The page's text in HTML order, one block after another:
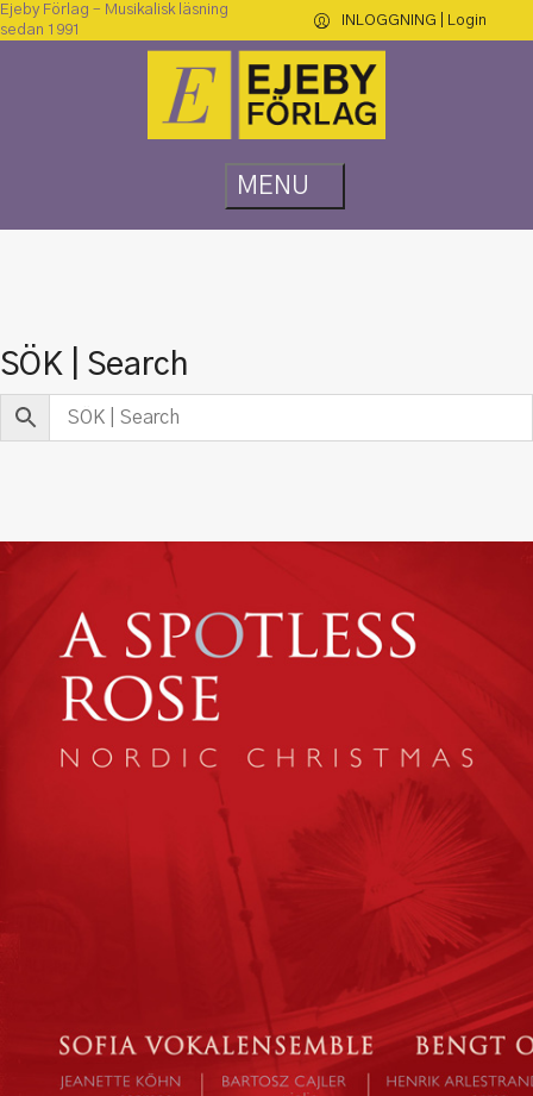
Ejeby Förlag – Musikalisk läsning
sedan 1991
INLOGGNING | Login
SÖK | Search